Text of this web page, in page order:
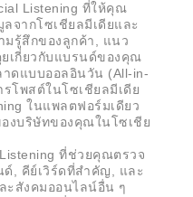
Listening ที่ให้คุณ
จากโซเชียลมีเดียและ
มรู้สึกของลูกค้า, แนว
เกี่ยวกับแบรนด์ของคุณ
าดแบบออลอินวัน (All-in-
โพสต์ในโซเชียลมีเดีย
ในแพลตฟอร์มเดียว
งบริษัทของคุณในโซเชีย
ที่ช่วยคุณตรวจ
ด์, คีย์เวิร์ดที่สำคัญ, และ
ะสังคมออนไลน์อื่น ๆ